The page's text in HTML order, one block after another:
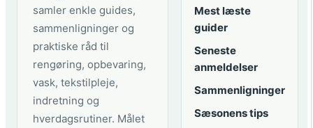
samler enkle guides,
sammenligninger og
praktiske råd til
rengøring, opbevaring,
vask, tekstilpleje,
indretning og
hverdagsrutiner. Målet
Mest læste
guider
Seneste
anmeldelser
Sammenligninger
Sæsonens tips